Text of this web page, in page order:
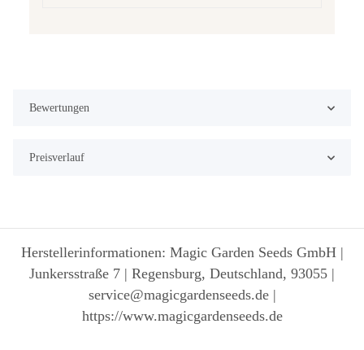
Bewertungen
Preisverlauf
Herstellerinformationen: Magic Garden Seeds GmbH |
Junkersstraße 7 | Regensburg, Deutschland, 93055 |
service@magicgardenseeds.de |
https://www.magicgardenseeds.de